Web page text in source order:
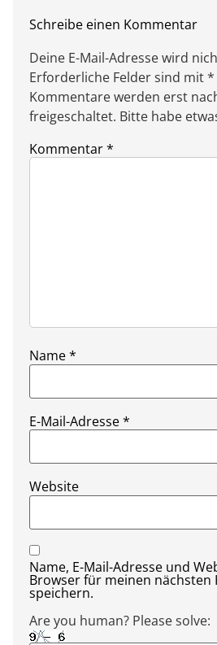
Schreibe einen Kommentar
Deine E-Mail-Adresse wird
Erforderliche Felder sind mit
Kommentare werden erst
freigeschaltet. Bitte habe
Kommentar*
Name*
E-Mail-Adresse*
Website
Name, E-Mail-Adresse und
Browser für meinen nächsten
speichern.
Are you human? Please solve: